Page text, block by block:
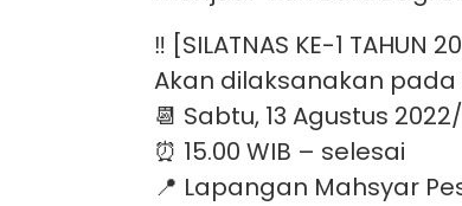
‼️ [SILATNAS KE-1 TAHUN
Akan dilaksanakan pada
📆 Sabtu, 13 Agustus
⏰ 15.00 WIB – selesai
📍 Lapangan Mahsyar